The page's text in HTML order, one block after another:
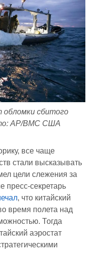
сбитого
AP/ВМС США
все чаще
стали высказывать
цели слежения за
пресс-секретарь
, что китайский
время полета над
Тогда
аэростат